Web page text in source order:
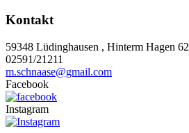
Kontakt
59348 Lüdinghausen , Hinterm Hagen 62
02591/21211
m.schnaase@gmail.com
Facebook
Instagram